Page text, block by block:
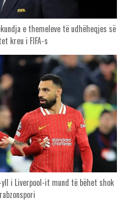
e themeleve të udhëheqjes së
kreu i FIFA-s
i Liverpool-it mund të bëhet shok